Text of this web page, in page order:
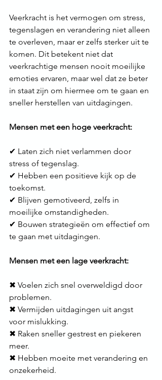
Veerkracht is het vermogen om stress,
tegenslagen en verandering niet alleen
te overleven, maar er zelfs sterker uit te
komen. Dit betekent niet dat
veerkrachtige mensen nooit moeilijke
emoties ervaren, maar wel dat ze beter
in staat zijn om hiermee om te gaan en
sneller herstellen van uitdagingen.
Mensen met een hoge veerkracht:
✔ Laten zich niet verlammen door
stress of tegenslag.
✔ Hebben een positieve kijk op de
toekomst.
✔ Blijven gemotiveerd, zelfs in
moeilijke omstandigheden.
✔ Bouwen strategieën om effectief om
te gaan met uitdagingen.
Mensen met een lage veerkracht:
✖ Voelen zich snel overweldigd door
problemen.
✖ Vermijden uitdagingen uit angst
voor mislukking.
✖ Raken sneller gestrest en piekeren
meer.
✖ Hebben moeite met verandering en
onzekerheid.